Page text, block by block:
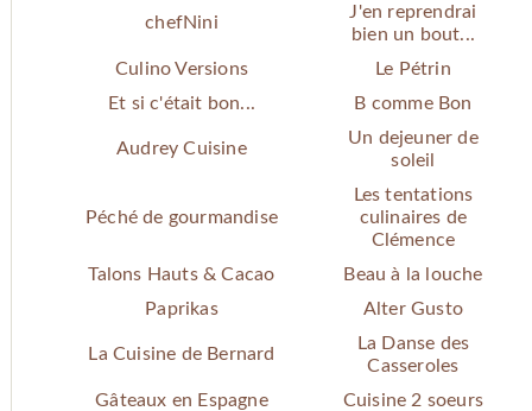
chefNini
J'en reprendrai
bien un bout...
Culino Versions
Le Pétrin
Et si c'était bon...
B comme Bon
Audrey Cuisine
Un dejeuner de
soleil
Péché de gourmandise
Les tentations
culinaires de
Clémence
Talons Hauts & Cacao
Beau à la louche
Paprikas
Alter Gusto
La Cuisine de Bernard
La Danse des
Casseroles
Gâteaux en Espagne
Cuisine 2 soeurs